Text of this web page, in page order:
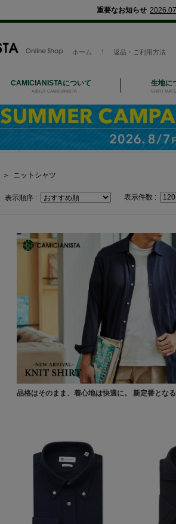
重要なお知らせ
ホーム 返品・ご利用方法
CAMICIANISTAについて
ABOUT CAMICIANISTA
生地に
SHIRT
ニットシャツ
表示順序 : 表示件数 :
品格はそのまま、着心地は快適に。 新定番とな